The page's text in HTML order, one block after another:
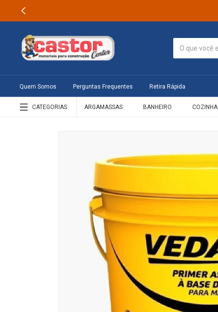
Quem Somos Perguntas Frequentes Retira Rápida
CATEGORIAS ARGAMASSAS BANHEIRO COZINHA